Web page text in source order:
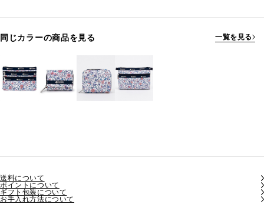
同じカラーの商品を見る 一覧を見る
送料について
ポイントについて
ギフト包装について
お手入れ方法について